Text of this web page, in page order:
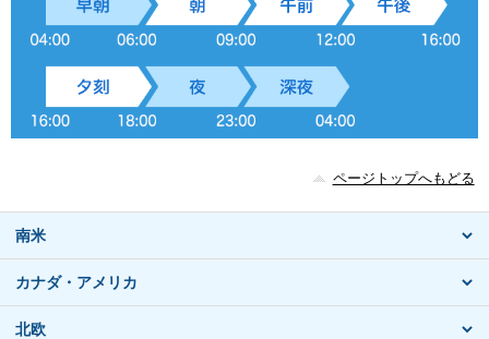
ページトップへもどる
南米
カナダ・アメリカ
北欧